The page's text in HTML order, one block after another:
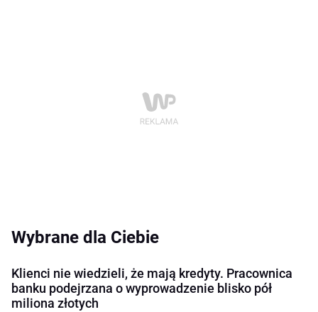
Wybrane dla Ciebie
Klienci nie wiedzieli, że mają kredyty. Pracownica
banku podejrzana o wyprowadzenie blisko pół
miliona złotych